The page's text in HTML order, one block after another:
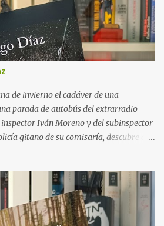
de invierno el cadáver de una
parada de autobús del extrarradio
Iván Moreno y del subinspector
gitano de su comisaría, descubre que
han matado justo después de ser madres.
a este nuevo caso mientras atraviesa
e intenta al mismo tiempo ayudar a
y turbio incidente en el centro de